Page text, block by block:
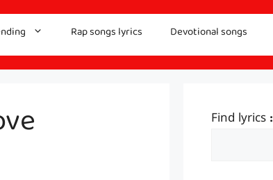
Rap songs lyrics Devotional songs
Find lyrics :